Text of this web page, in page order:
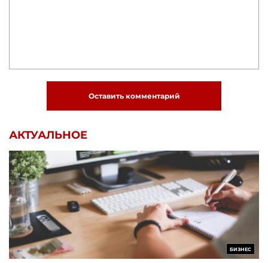
Оставить комментарий
АКТУАЛЬНОЕ
БИЗНЕС